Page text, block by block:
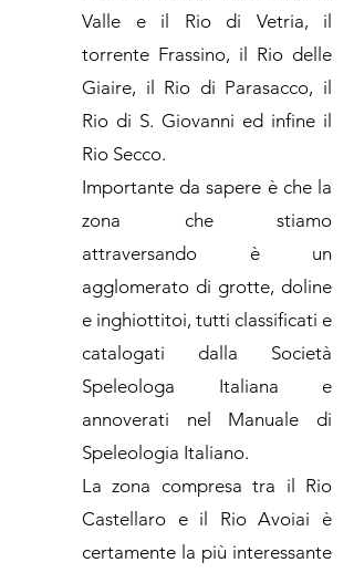
Valle e il Rio di Vetria, il
torrente Frassino, il Rio delle
Giaire, il Rio di Parasacco, il
Rio di S. Giovanni ed infine il
Rio Secco.
Importante da sapere è che la
zona che stiamo
attraversando è un
agglomerato di grotte, doline
e inghiottitoi, tutti classificati e
catalogati dalla Società
Speleologa Italiana e
annoverati nel Manuale di
Speleologia Italiano.
La zona compresa tra il Rio
Castellaro e il Rio Avoiai è
certamente la più interessante